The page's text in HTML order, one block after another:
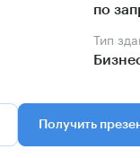
по
Тип
Получить